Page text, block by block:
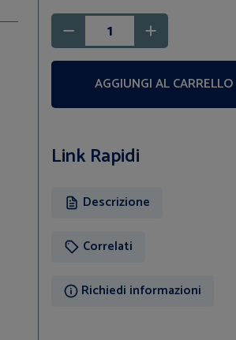
AGGIUNGI AL CARRELLO
Link Rapidi
Descrizione
Correlati
Richiedi informazioni